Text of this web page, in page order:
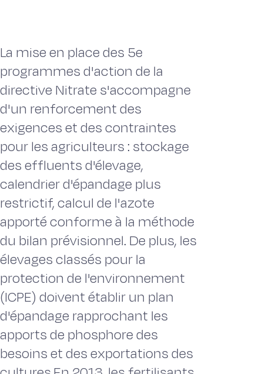
La mise en place des 5e
programmes d'action de la
directive Nitrate s'accompagne
d'un renforcement des
exigences et des contraintes
pour les agriculteurs : stockage
des effluents d'élevage,
calendrier d'épandage plus
restrictif, calcul de l'azote
apporté conforme à la méthode
du bilan prévisionnel. De plus, les
élevages classés pour la
protection de l'environnement
(ICPE) doivent établir un plan
d'épandage rapprochant les
apports de phosphore des
besoins et des exportations des